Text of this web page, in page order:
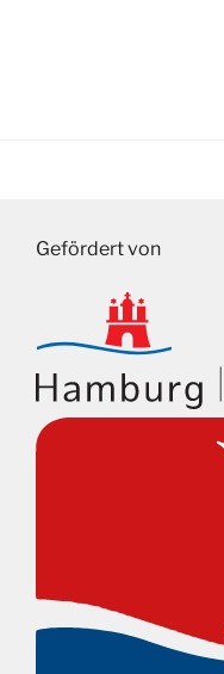
Gefördert von